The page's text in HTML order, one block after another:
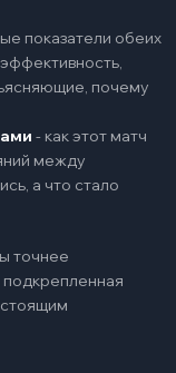
показатели обеих
почему
- как этот матч
между
а что стало
точнее